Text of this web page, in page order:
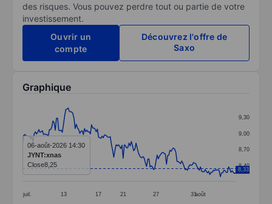
des risques. Vous pouvez perdre tout ou partie de votre
investissement.
Ouvrir un
compte
Découvrez l'offre de
Saxo
Graphique
Line chart with 183 data points.
The chart has 1 X axis displaying categories.
The chart has 1 Y axis displaying values. Data
juil. 13 17 21 27 31août
8,40
8,70
9,00
9,30
8,33
06-août-2026 14:30
JYNT:xnas
Close8,25